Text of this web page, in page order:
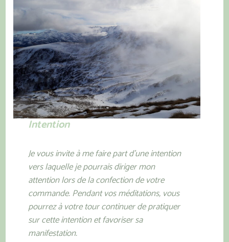
Intention
Je vous invite à me faire part d’une intention
vers laquelle je pourrais diriger mon
attention lors de la confection de votre
commande. Pendant vos méditations, vous
pourrez à votre tour continuer de pratiquer
sur cette intention et favoriser sa
manifestation.